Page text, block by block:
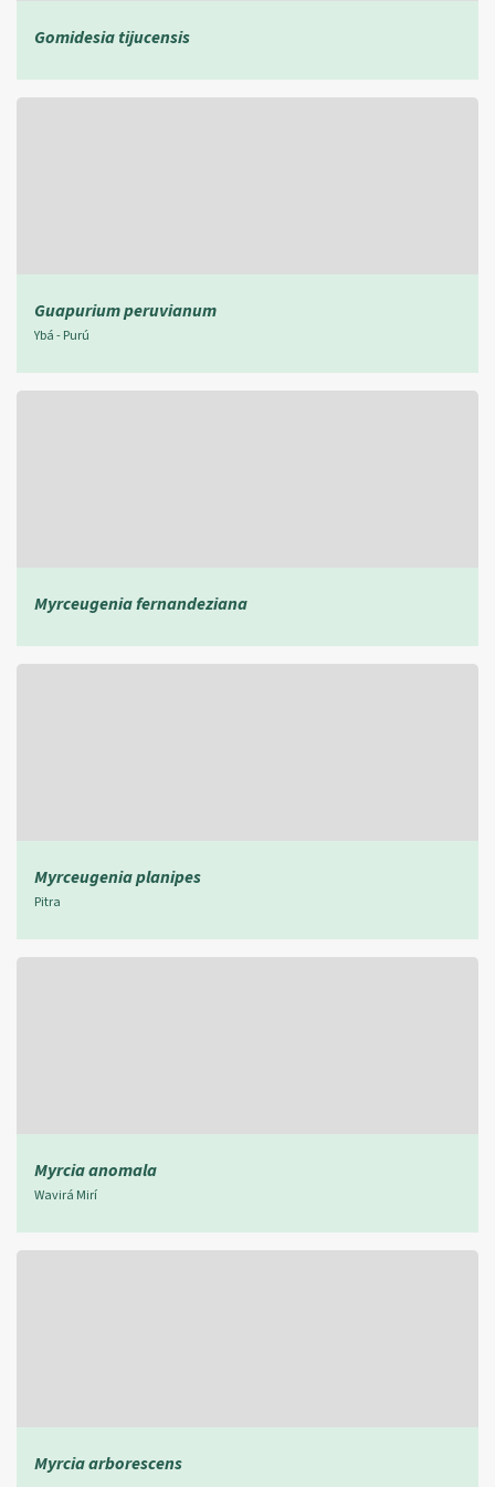
Gomidesia tijucensis
Guapurium peruvianum
Ybá - Purú
Myrceugenia fernandeziana
Myrceugenia planipes
Pitra
Myrcia anomala
Wavirá Mirí
Myrcia arborescens